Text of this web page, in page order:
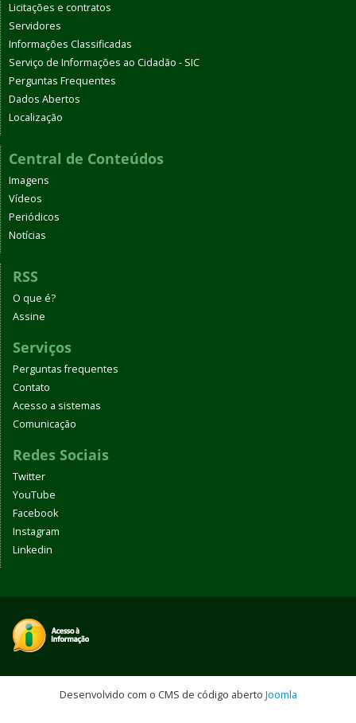
Licitações e contratos
Servidores
Informações Classificadas
Serviço de Informações ao Cidadão - SIC
Perguntas Frequentes
Dados Abertos
Localização
Central de Conteúdos
Imagens
Vídeos
Periódicos
Notícias
RSS
O que é?
Assine
Serviços
Perguntas frequentes
Contato
Acesso a sistemas
Comunicação
Redes Sociais
Twitter
YouTube
Facebook
Instagram
Linkedin
Desenvolvido com o CMS de código aberto Joomla